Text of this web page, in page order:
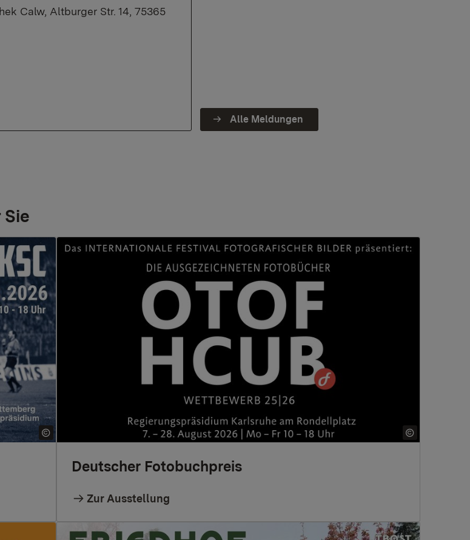
Calw, Altburger Str. 14, 75365
Alle Meldungen
Deutscher Fotobuchpreis
Zur Ausstellung